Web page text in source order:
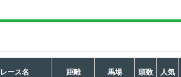
レース名 距離 馬場 頭数 人気